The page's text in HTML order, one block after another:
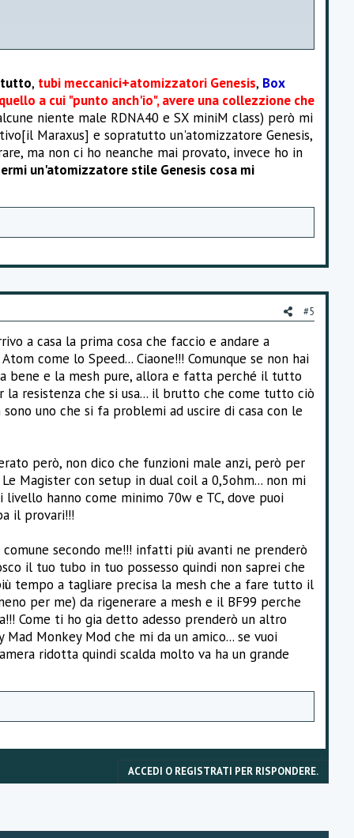
portare dietro il carrello della spesa per portarmeli dietro e
tutto, tubi meccanici+atomizzatori Genesis, Box
a cui "punto anch'io", avere una collezzione che
niente male RDNA40 e SX miniM class) però mi
Maraxus] e sopratutto un'atomizzatore Genesis,
ma non ci ho neanche mai provato, invece ho in
un'atomizzatore stile Genesis cosa mi
#5
a casa la prima cosa che faccio e andare a
come lo Speed... Ciaone!!! Comunque se non hai
bene e la mesh pure, allora e fatta perché il tutto
resistenza che si usa... il brutto che come tutto ciò
uno che si fa problemi ad uscire di casa con le
però, non dico che funzioni male anzi, però per
Magister con setup in dual coil a 0,5ohm... non mi
hanno come minimo 70w e TC, dove puoi
il provari!!!
secondo me!!! infatti più avanti ne prenderò
il tuo tubo in tuo possesso quindi non saprei che
tempo a tagliare precisa la mesh che a fare tutto il
per me) da rigenerare a mesh e il BF99 perche
Come ti ho gia detto adesso prenderò un altro
Monkey Mod che mi da un amico... se vuoi
ridotta quindi scalda molto va ha un grande
ACCEDI O REGISTRATI PER RISPONDERE.